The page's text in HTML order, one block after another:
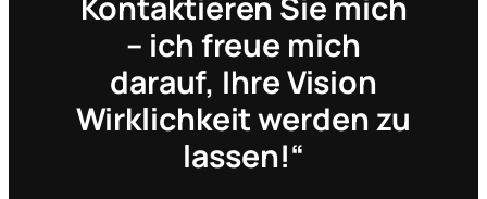
Kontaktieren Sie mich
– ich freue mich
darauf, Ihre Vision
Wirklichkeit werden zu
lassen!“